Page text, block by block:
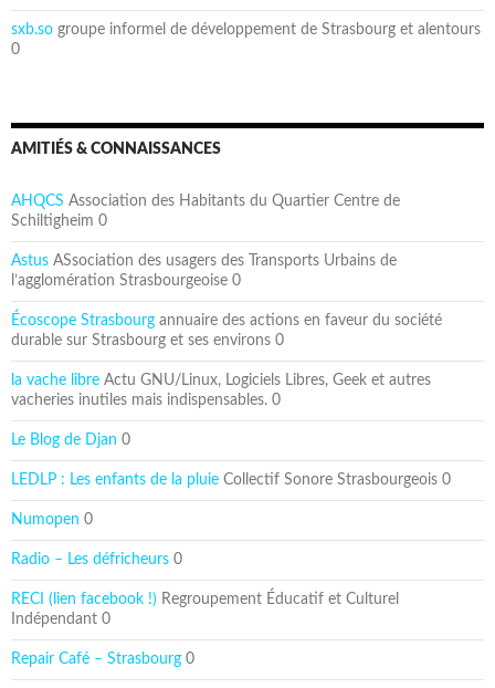
sxb.so groupe informel de développement de Strasbourg et alentours
0
AMITIÉS & CONNAISSANCES
AHQCS Association des Habitants du Quartier Centre de
Schiltigheim 0
Astus ASsociation des usagers des Transports Urbains de
l’agglomération Strasbourgeoise 0
Écoscope Strasbourg annuaire des actions en faveur du société
durable sur Strasbourg et ses environs 0
la vache libre Actu GNU/Linux, Logiciels Libres, Geek et autres
vacheries inutiles mais indispensables. 0
Le Blog de Djan 0
LEDLP : Les enfants de la pluie Collectif Sonore Strasbourgeois 0
Numopen 0
Radio – Les défricheurs 0
RECI (lien facebook !) Regroupement Éducatif et Culturel
Indépendant 0
Repair Café – Strasbourg 0